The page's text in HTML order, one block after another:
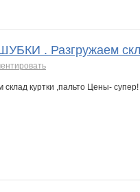
. Разгружаем